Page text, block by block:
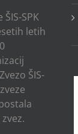
SPK
letih
ŠIS-